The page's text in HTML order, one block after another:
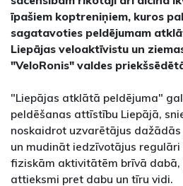
īpašiem koptreniņiem, kuros
sagatavoties peldējumam
Liepājas veloaktīvistu un
"VeloRonis" valdes
"Liepājas atklātā peldējuma"
peldēšanas attīstību Liepājā,
noskaidrot uzvarētājus
un mudināt iedzīvotājus
fiziskām aktivitātēm brīvā
attieksmi pret dabu un tīru vidi.